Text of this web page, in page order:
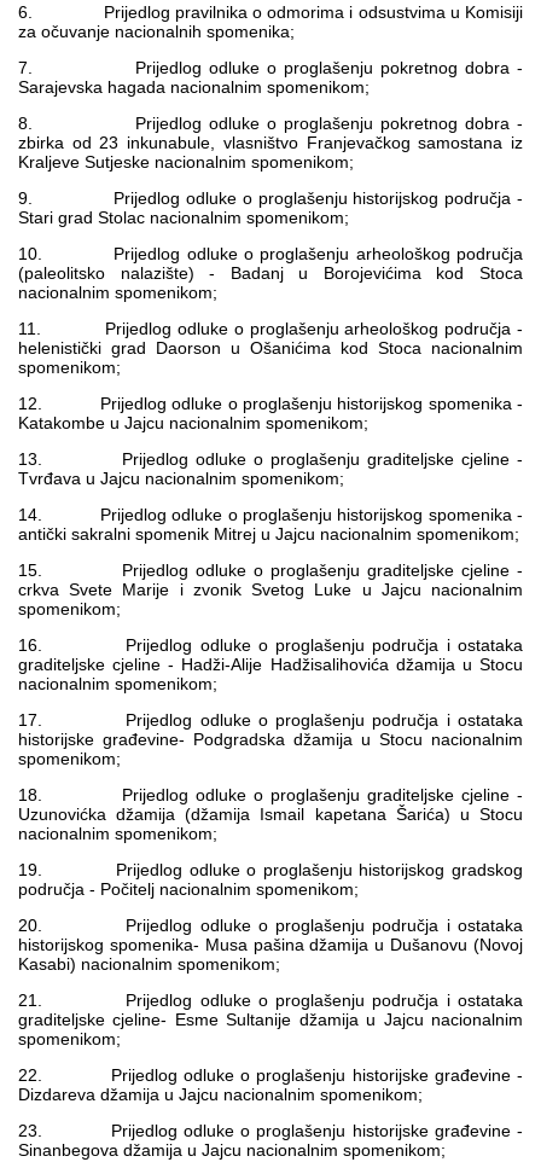
6. Prijedlog pravilnika o odmorima i odsustvima u Komisiji
za očuvanje nacionalnih spomenika;
7. Prijedlog odluke o proglašenju pokretnog dobra -
Sarajevska hagada nacionalnim spomenikom;
8. Prijedlog odluke o proglašenju pokretnog dobra -
zbirka od 23 inkunabule, vlasništvo Franjevačkog samostana iz
Kraljeve Sutjeske nacionalnim spomenikom;
9. Prijedlog odluke o proglašenju historijskog područja -
Stari grad Stolac nacionalnim spomenikom;
10. Prijedlog odluke o proglašenju arheološkog područja
(paleolitsko nalazište) - Badanj u Borojevićima kod Stoca
nacionalnim spomenikom;
11. Prijedlog odluke o proglašenju arheološkog područja -
helenistički grad Daorson u Ošanićima kod Stoca nacionalnim
spomenikom;
12. Prijedlog odluke o proglašenju historijskog spomenika -
Katakombe u Jajcu nacionalnim spomenikom;
13. Prijedlog odluke o proglašenju graditeljske cjeline -
Tvrđava u Jajcu nacionalnim spomenikom;
14. Prijedlog odluke o proglašenju historijskog spomenika -
antički sakralni spomenik Mitrej u Jajcu nacionalnim spomenikom;
15. Prijedlog odluke o proglašenju graditeljske cjeline -
crkva Svete Marije i zvonik Svetog Luke u Jajcu nacionalnim
spomenikom;
16. Prijedlog odluke o proglašenju područja i ostataka
graditeljske cjeline - Hadži-Alije Hadžisalihovića džamija u Stocu
nacionalnim spomenikom;
17. Prijedlog odluke o proglašenju područja i ostataka
historijske građevine- Podgradska džamija u Stocu nacionalnim
spomenikom;
18. Prijedlog odluke o proglašenju graditeljske cjeline -
Uzunovićka džamija (džamija Ismail kapetana Šarića) u Stocu
nacionalnim spomenikom;
19. Prijedlog odluke o proglašenju historijskog gradskog
područja - Počitelj nacionalnim spomenikom;
20. Prijedlog odluke o proglašenju područja i ostataka
historijskog spomenika- Musa pašina džamija u Dušanovu (Novoj
Kasabi) nacionalnim spomenikom;
21. Prijedlog odluke o proglašenju područja i ostataka
graditeljske cjeline- Esme Sultanije džamija u Jajcu nacionalnim
spomenikom;
22. Prijedlog odluke o proglašenju historijske građevine -
Dizdareva džamija u Jajcu nacionalnim spomenikom;
23. Prijedlog odluke o proglašenju historijske građevine -
Sinanbegova džamija u Jajcu nacionalnim spomenikom;